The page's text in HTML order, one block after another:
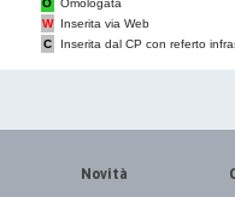
O
Omologata
W
Inserita via Web
C
Inserita dal CP con referto
Novità